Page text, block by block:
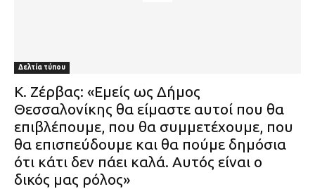
Δελτία τύπου
Κ. Ζέρβας: «Εμείς ως Δήμος
Θεσσαλονίκης θα είμαστε αυτοί που θα
επιβλέπουμε, που θα συμμετέχουμε, που
θα επισπεύδουμε και θα πούμε δημόσια
ότι κάτι δεν πάει καλά. Αυτός είναι ο
δικός μας ρόλος»